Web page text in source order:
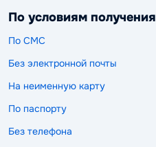
По условиям получения
По СМС
Без электронной почты
На неименную карту
По паспорту
Без телефона